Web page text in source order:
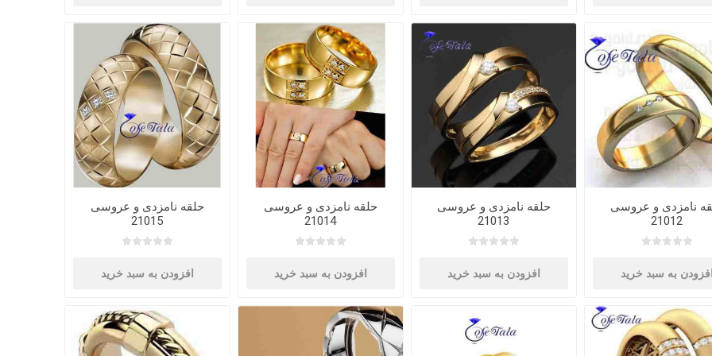
نامزدی و عروسی
21012
به سبد خرید
حلقه نامزدی و عروسی
21013
افزودن به سبد خرید
حلقه نامزدی و عروسی
21014
افزودن به سبد خرید
حلقه نامزدی و عروسی
21015
افزودن به سبد خرید